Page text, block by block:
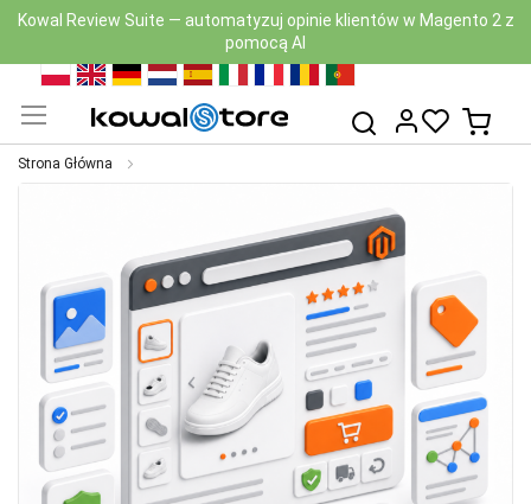
Kowal Review Suite — automatyzuj opinie klientów w Magento 2 z
pomocą AI
Przejdź
treści
PL EN DE NL ES IT FR RO
PT
Szukaj
Mój
Strona Główna